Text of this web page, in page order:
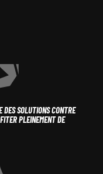
SOLUTIONS CONTRE
PLEINEMENT DE